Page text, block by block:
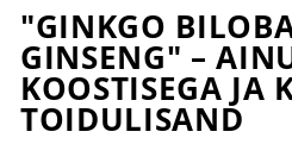
"GINKGO
GINSENG" –
KOOSTISEGA JA
TOIDULISAND